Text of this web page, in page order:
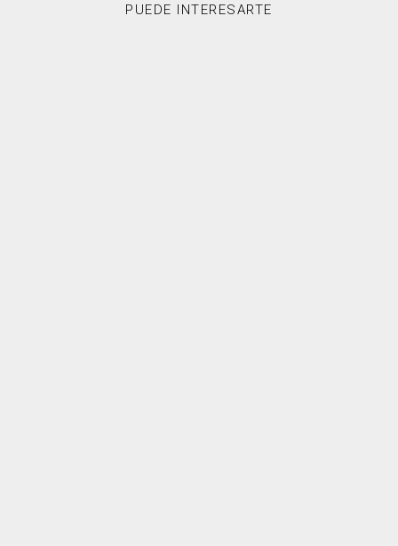
PUEDE INTERESARTE